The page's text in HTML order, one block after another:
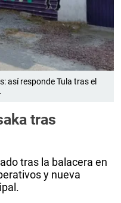
así responde Tula tras el
tras
tras la balacera en
y nueva